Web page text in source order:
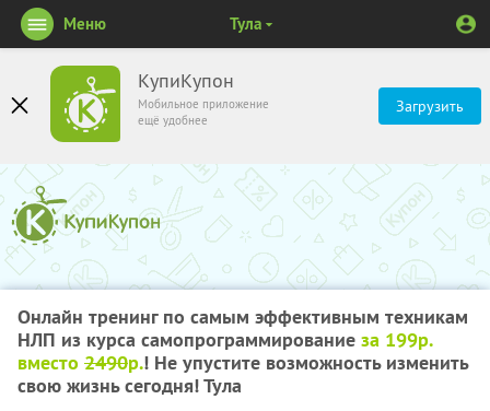
КупиКупон
Мобильное приложение
ещё удобнее
Загрузить
Меню Тула
Онлайн тренинг по самым эффективным техникам
НЛП из курса самопрограммирование за 199р.
вместо 2490р.! Не упустите возможность изменить
свою жизнь сегодня! Тула